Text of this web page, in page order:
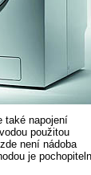
také napojení
použitou
není nádoba
je